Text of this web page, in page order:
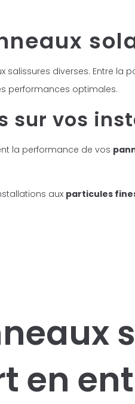
diverses. Entre la
performances optimales.
sur vos
la performance de vos
aux particules
en